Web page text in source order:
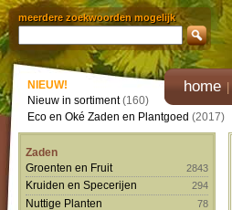
meerdere zoekwoorden mogelijk
home
NIEUW!
Nieuw in sortiment(160)
Eco en Oké Zaden en Plantgoed (2017)
Zaden
Groenten en Fruit
2843
Kruiden en Specerijen 294
Nuttige Planten 78